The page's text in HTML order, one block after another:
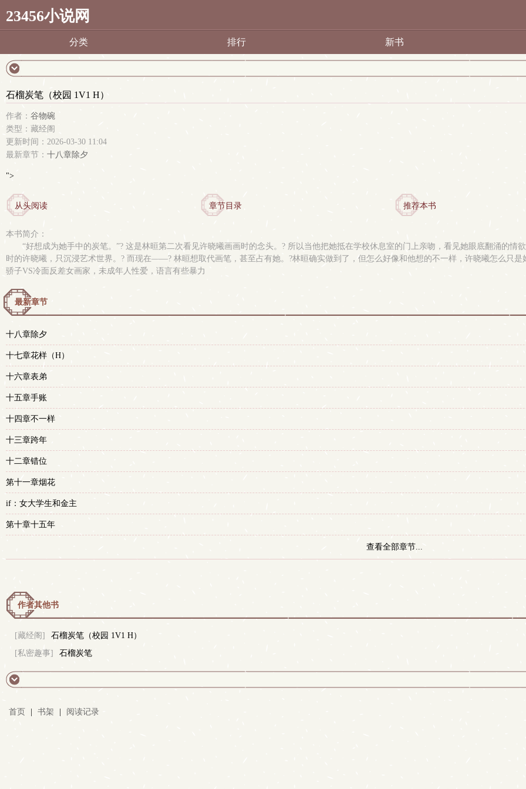
23456小说网
分类 排行 新书
石榴炭笔（校园 1V1 H）
作者： 谷物碗
类型：藏经阁
更新时间：2026-03-30 11:04
最新章节： 十八章除夕
">
从头阅读 章节目录 推荐本书
本书简介：
“好想成为她手中的炭笔。”? 这是林晅第二次看见许晓曦画画时的念头。? 所以当他把她抵在学校休息室的门上亲吻，看见她眼底翻涌的
时的许晓曦，只沉浸艺术世界。? 而现在——? 林晅想取代画笔，甚至占有她。?林晅确实做到了，但怎么好像和他想的不一样，许晓曦怎么只
骄子VS冷面反差女画家，未成年人性爱，语言有些暴力
最新章节
十八章除夕
十七章花样（H）
十六章表弟
十五章手账
十四章不一样
十三章跨年
十二章错位
第十一章烟花
if：女大学生和金主
第十章十五年
查看全部章节...
作者其他书
[藏经阁]
石榴炭笔（校园 1V1 H）
[私密趣事]
石榴炭笔
首页 书架 阅读记录